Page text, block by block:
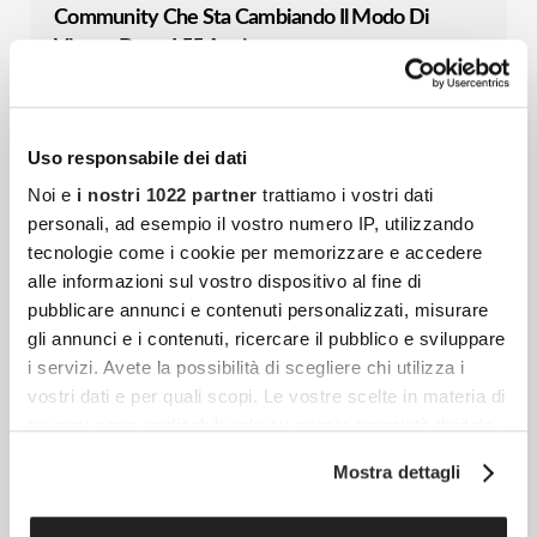
Uso responsabile dei dati
Noi e i nostri 1022 partner trattiamo i vostri dati
personali, ad esempio il vostro numero IP, utilizzando
tecnologie come i cookie per memorizzare e accedere
alle informazioni sul vostro dispositivo al fine di
pubblicare annunci e contenuti personalizzati, misurare
gli annunci e i contenuti, ricercare il pubblico e sviluppare
i servizi. Avete la possibilità di scegliere chi utilizza i
vostri dati e per quali scopi. Le vostre scelte in materia di
modificare o revocare il proprio consenso in qualsiasi
Mostra dettagli
Community Che Sta Cambiando Il Modo Di
Vivere Dopo I 55 Anni
bisogna fare un passo in avanti. Cocooners
è nata con un’idea
Stai Pensando Di Comprare Un Nuovo Tappeto?
Ecco Cosa Tenere A Mente
La casa è uno degli ambienti a cui teniamo
di più, quello che ci ristora dalla stanchezza
dopo una dura giornata di lavoro. Sono